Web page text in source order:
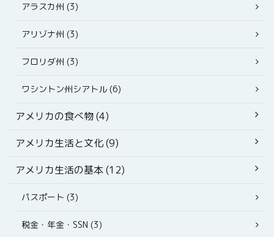
アラスカ州 (3)
アリゾナ州 (3)
フロリダ州 (3)
ワシントン州シアトル (6)
アメリカの食べ物 (4)
アメリカ生活と文化 (9)
アメリカ生活の基本 (12)
パスポート (3)
税金・年金・SSN (3)